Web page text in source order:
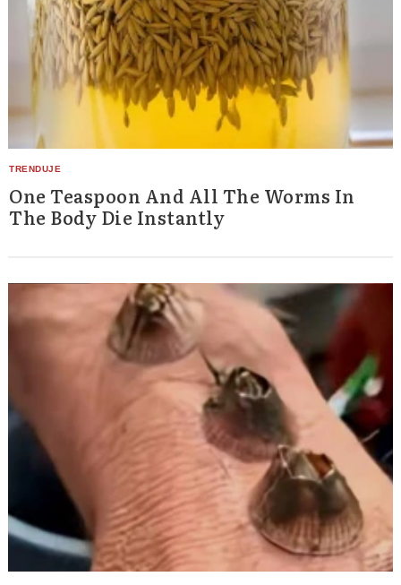
One Teaspoon And All The Worms In
The Body Die Instantly